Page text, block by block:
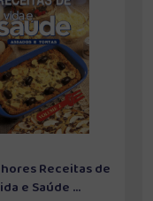
Receitas de
e Saúde ...